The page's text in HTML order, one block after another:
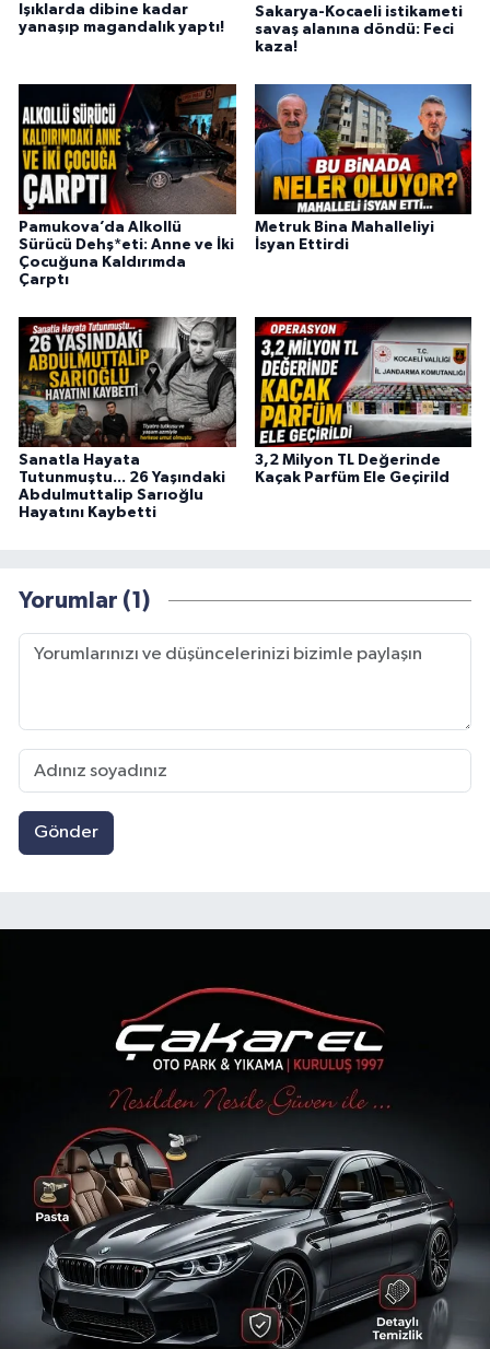
Işıklarda dibine kadar
yanaşıp magandalık yaptı!
Sakarya-Kocaeli istikameti
savaş alanına döndü: Feci
kaza!
Pamukova’da Alkollü
Sürücü Dehş*eti: Anne ve İki
Çocuğuna Kaldırımda
Çarptı
Metruk Bina Mahalleliyi
İsyan Ettirdi
Sanatla Hayata
Tutunmuştu... 26 Yaşındaki
Abdulmuttalip Sarıoğlu
Hayatını Kaybetti
3,2 Milyon TL Değerinde
Kaçak Parfüm Ele Geçirild
Yorumlar (1)
Gönder